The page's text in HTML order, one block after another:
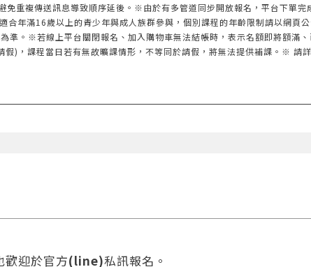
重複傳送訊息導致順序延後。※由於有多管道同步開放報名，平台下單完
年滿16歲以上的青少年與成人族群參與，個別課程的年齡限制請以網頁
準。※若線上平台關閉報名、加入購物車無法結帳時，表示名額即將額滿、
)，課程當日若有無故曠課情形，不等同於請假，將無法提供補課。※ 請
歡迎於官方(line)私訊報名。